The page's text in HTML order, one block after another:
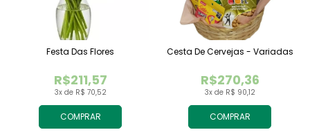
COMPRAR
3x de R$ 70,52
R$211,57
Festa Das Flores
COMPRAR
3x de R$ 90,12
R$270,36
Cesta De Cervejas - Variadas